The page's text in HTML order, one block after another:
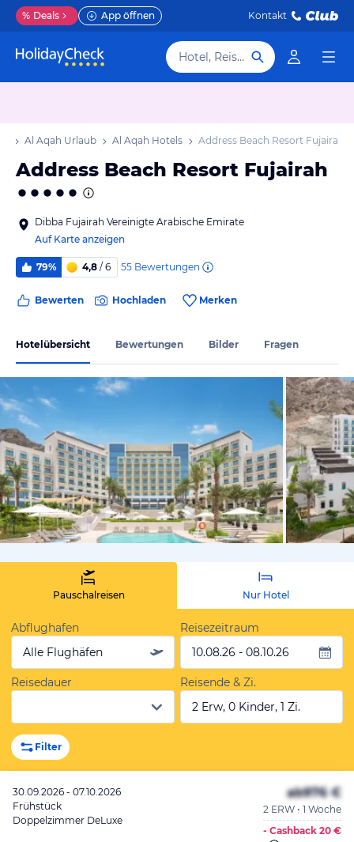
% Deals App öffnen Kontakt
Hotel, Reiseziel
Al Aqah Urlaub Al Aqah Hotels Address Beach Resort Fujairah
Address Beach Resort Fujairah
Dibba Fujairah Vereinigte Arabische Emirate
Auf Karte anzeigen
79% 4,8 / 6 55 Bewertungen
Bewerten Hochladen Merken
Hotelübersicht Bewertungen Bilder Fragen
vom
Pauschalreisen Nur Hotel
Abflughafen
Alle Flughäfen
Reisezeitraum
10.08.26 - 08.10.26
Reisedauer
Reisende & Zi.
2 Erw, 0 Kinder, 1 Zi.
Filter
30.09.2026 - 07.10.2026
Frühstück
Doppelzimmer DeLuxe
ab976 €
2 ERW • 1 Woche
- Cashback 20 €